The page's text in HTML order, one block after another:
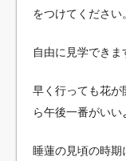
をつけてください。
自由に見学できま
早く行っても花が
ら午後一番がいい
睡蓮の見頃の時